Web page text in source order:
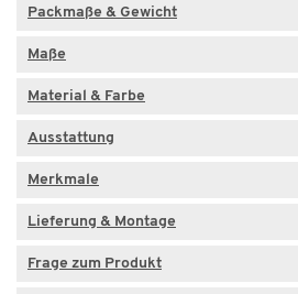
Packmaße & Gewicht
Maße
Material & Farbe
Ausstattung
Merkmale
Lieferung & Montage
Frage zum Produkt